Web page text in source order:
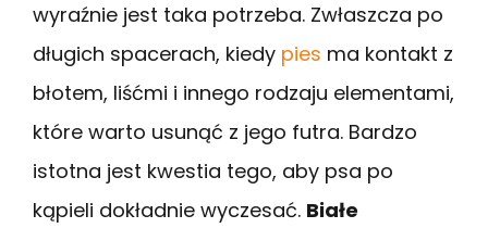
wyraźnie jest taka potrzeba. Zwłaszcza po
długich spacerach, kiedy pies ma kontakt z
błotem, liśćmi i innego rodzaju elementami,
które warto usunąć z jego futra. Bardzo
istotna jest kwestia tego, aby psa po
kąpieli dokładnie wyczesać. Białe